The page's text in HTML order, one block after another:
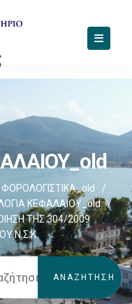
ΦΟΡΟΛΟΓΙΣΤΙΚΑ_old
/
ΚΕΦΑΛΑΙΟΥ_old
/
ΤΗΣ 304/2009
Ν.Σ.Κ